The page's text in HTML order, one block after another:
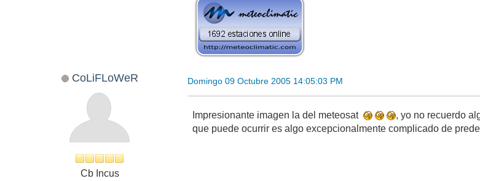
CoLiFLoWeR
Cb Incus
Domingo 09 Octubre 2005 14:05:03 PM
Impresionante imagen la del meteosat
, yo no recuerdo
que puede ocurrir es algo excepcionalmente complicado de